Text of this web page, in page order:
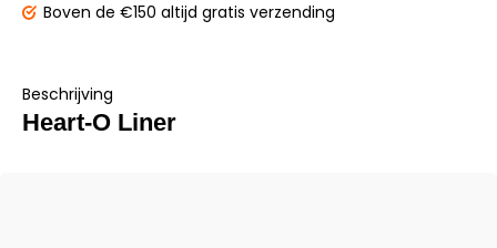
Boven de €150 altijd gratis verzending
Beschrijving
Heart-O Liner